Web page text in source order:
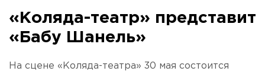
«Коляда-театр» представит
«Бабу Шанель»
На сцене «Коляда-театра» 30 мая состоится